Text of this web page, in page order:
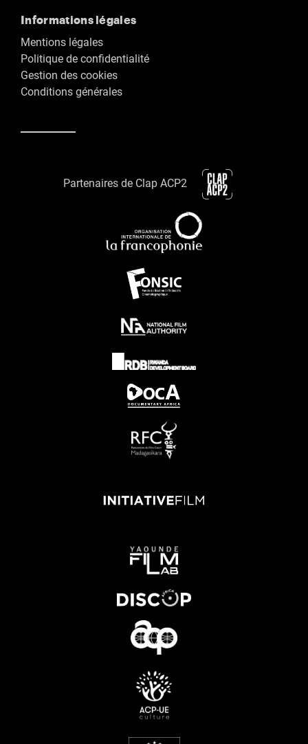
Informations légales
Mentions légales
Politique de confidentialité
Gestion des cookies
Conditions générales
Partenaires de Clap ACP2